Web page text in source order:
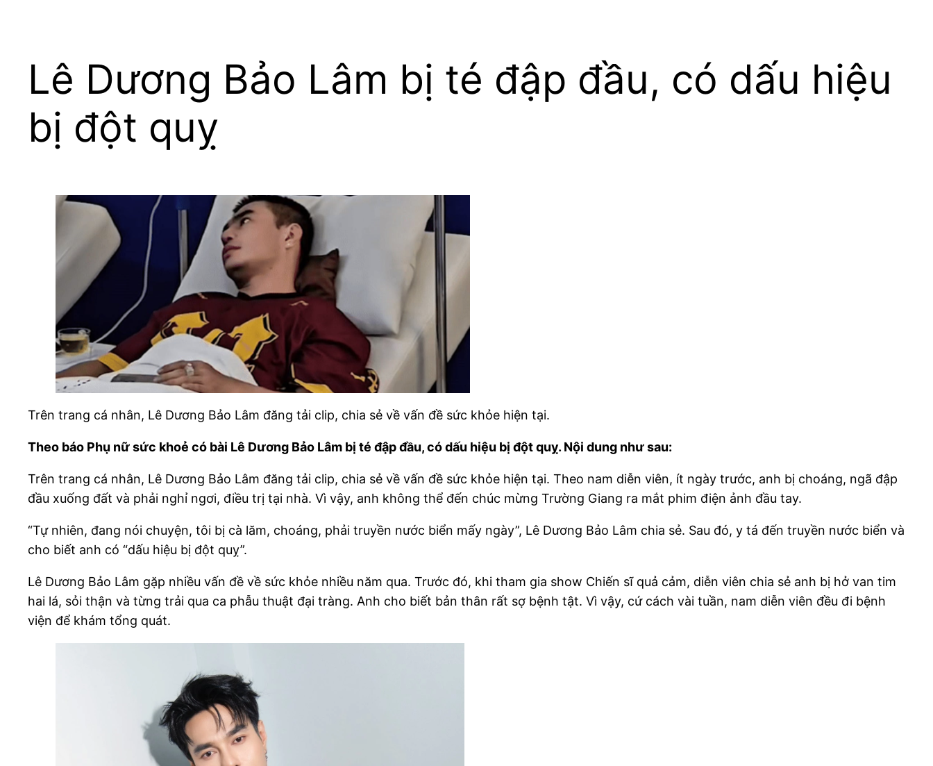
Lê Dương Bảo Lâm bị té đập đầu, có dấu hiệu
bị đột quỵ
Trên trang cá nhân, Lê Dương Bảo Lâm đăng tải clip, chia sẻ về vấn đề sức khỏe hiện tại.
Theo báo Phụ nữ sức khoẻ có bài Lê Dương Bảo Lâm bị té đập đầu, có dấu hiệu bị đột quỵ. Nội dung như sau:
Trên trang cá nhân, Lê Dương Bảo Lâm đăng tải clip, chia sẻ về vấn đề sức khỏe hiện tại. Theo nam diễn viên, ít ngày trước, anh bị choáng, ngã đập
đầu xuống đất và phải nghỉ ngơi, điều trị tại nhà. Vì vậy, anh không thể đến chúc mừng Trường Giang ra mắt phim điện ảnh đầu tay.
“Tự nhiên, đang nói chuyện, tôi bị cà lăm, choáng, phải truyền nước biển mấy ngày”, Lê Dương Bảo Lâm chia sẻ. Sau đó, y tá đến truyền nước biển và
cho biết anh có “dấu hiệu bị đột quỵ”.
Lê Dương Bảo Lâm gặp nhiều vấn đề về sức khỏe nhiều năm qua. Trước đó, khi tham gia show Chiến sĩ quả cảm, diễn viên chia sẻ anh bị hở van tim
hai lá, sỏi thận và từng trải qua ca phẫu thuật đại tràng. Anh cho biết bản thân rất sợ bệnh tật. Vì vậy, cứ cách vài tuần, nam diễn viên đều đi bệnh
viện để khám tổng quát.